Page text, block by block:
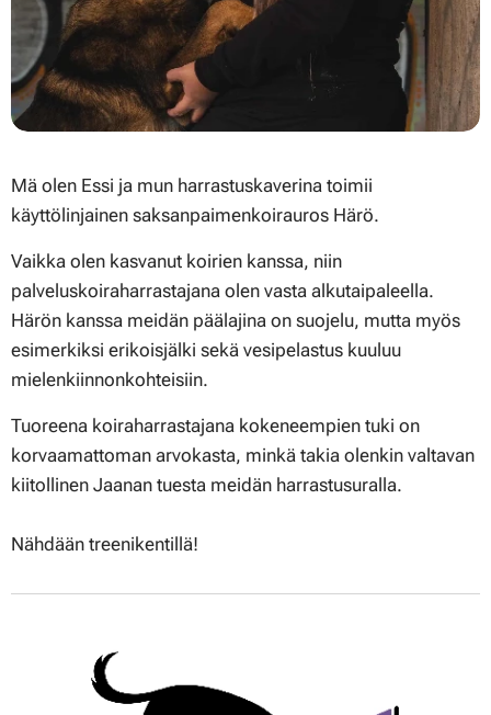
Mä olen Essi ja mun harrastuskaverina toimii
käyttölinjainen saksanpaimenkoirauros Härö.
Vaikka olen kasvanut koirien kanssa, niin
palveluskoiraharrastajana olen vasta alkutaipaleella.
Härön kanssa meidän päälajina on suojelu, mutta myös
esimerkiksi erikoisjälki sekä vesipelastus kuuluu
mielenkiinnonkohteisiin.
Tuoreena koiraharrastajana kokeneempien tuki on
korvaamattoman arvokasta, minkä takia olenkin valtavan
kiitollinen Jaanan tuesta meidän harrastusuralla.
Nähdään treenikentillä!